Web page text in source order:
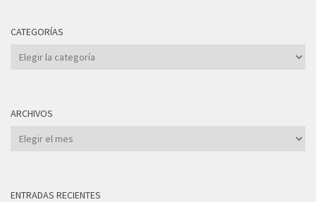
CATEGORÍAS
Categorías
ARCHIVOS
Archivos
ENTRADAS RECIENTES